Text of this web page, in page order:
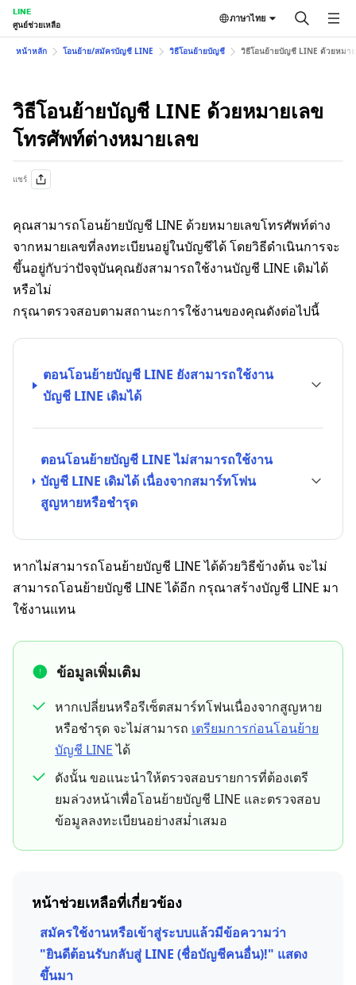
LINE
ศูนย์ช่วยเหลือ
ภาษาไทย
หน้าหลัก โอนย้าย/สมัครบัญชี LINE วิธีโอนย้ายบัญชี วิธีโอนย้ายบัญชี LINE ด้วยหมา
วิธีโอนย้ายบัญชี LINE ด้วยหมายเลข
โทรศัพท์ต่างหมายเลข
แชร์
คุณสามารถโอนย้ายบัญชี LINE ด้วยหมายเลขโทรศัพท์ต่าง
จากหมายเลขที่ลงทะเบียนอยู่ในบัญชีได้ โดยวิธีดำเนินการจะ
ขึ้นอยู่กับว่าปัจจุบันคุณยังสามารถใช้งานบัญชี LINE เดิมได้
หรือไม่
กรุณาตรวจสอบตามสถานะการใช้งานของคุณดังต่อไปนี้
ตอนโอนย้ายบัญชี LINE ยังสามารถใช้งาน
บัญชี LINE เดิมได้
ตอนโอนย้ายบัญชี LINE ไม่สามารถใช้งาน
บัญชี LINE เดิมได้ เนื่องจากสมาร์ทโฟน
สูญหายหรือชำรุด
หากไม่สามารถโอนย้ายบัญชี LINE ได้ด้วยวิธีข้างต้น จะไม่
สามารถโอนย้ายบัญชี LINE ได้อีก กรุณาสร้างบัญชี LINE มา
ใช้งานแทน
ข้อมูลเพิ่มเติม
หากเปลี่ยนหรือรีเซ็ตสมาร์ทโฟนเนื่องจากสูญหาย
หรือชำรุด จะไม่สามารถ เตรียมการก่อนโอนย้าย
บัญชี LINEได้
ดังนั้น ขอแนะนำให้ตรวจสอบรายการที่ต้องเตรี
ยมล่วงหน้าเพื่อโอนย้ายบัญชี LINE และตรวจสอบ
ข้อมูลลงทะเบียนอย่างสม่ำเสมอ
หน้าช่วยเหลือที่เกี่ยวข้อง
สมัครใช้งานหรือเข้าสู่ระบบแล้วมีข้อความว่า
"ยินดีต้อนรับกลับสู่ LINE (ชื่อบัญชีคนอื่น)!" แสดง
ขึ้นมา